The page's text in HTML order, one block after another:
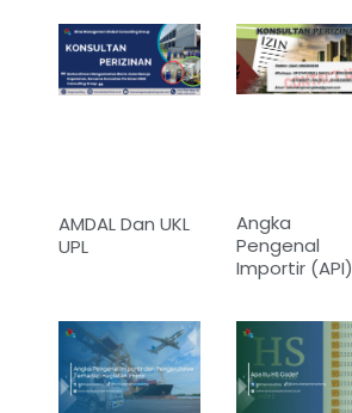
AMDAL Dan UKL
UPL
Angka
Pengenal
Importir (API)